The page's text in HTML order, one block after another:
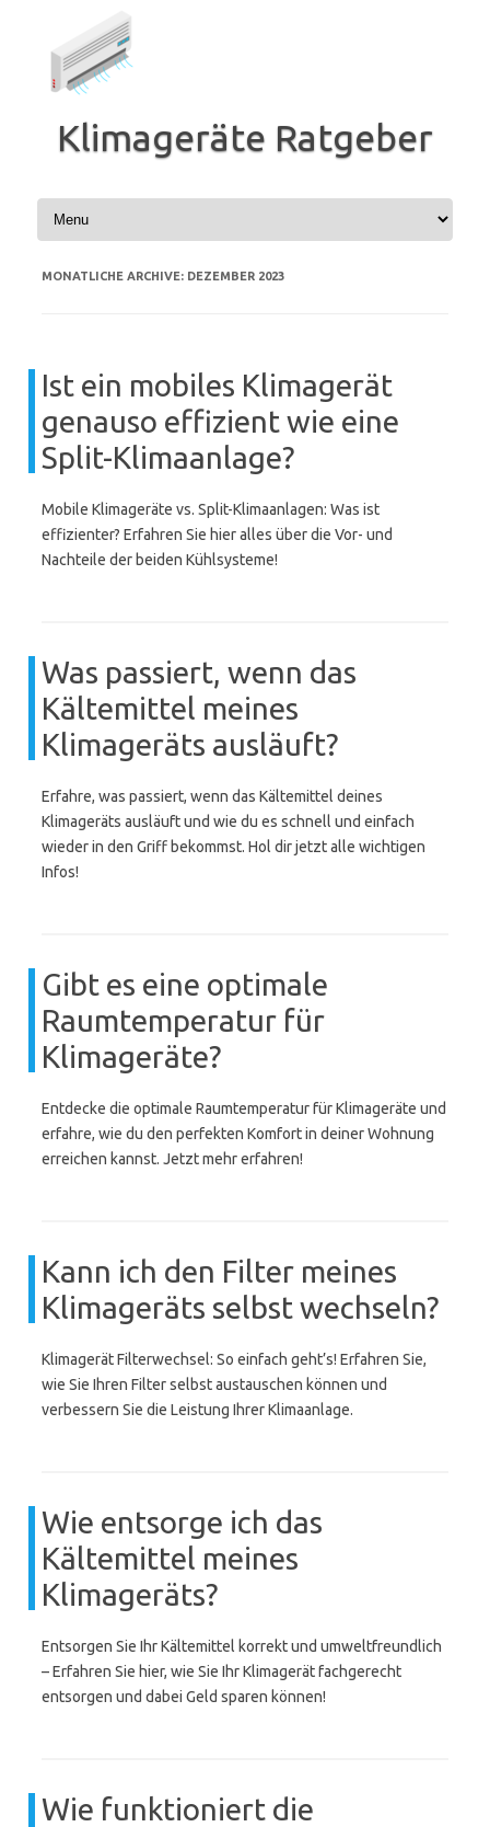
Klimageräte Ratgeber
MONATLICHE ARCHIVE: DEZEMBER 2023
Ist ein mobiles Klimagerät
genauso effizient wie eine
Split-Klimaanlage?
Mobile Klimageräte vs. Split-Klimaanlagen: Was ist
effizienter? Erfahren Sie hier alles über die Vor- und
Nachteile der beiden Kühlsysteme!
Was passiert, wenn das
Kältemittel meines
Klimageräts ausläuft?
Erfahre, was passiert, wenn das Kältemittel deines
Klimageräts ausläuft und wie du es schnell und einfach
wieder in den Griff bekommst. Hol dir jetzt alle wichtigen
Infos!
Gibt es eine optimale
Raumtemperatur für
Klimageräte?
Entdecke die optimale Raumtemperatur für Klimageräte und
erfahre, wie du den perfekten Komfort in deiner Wohnung
erreichen kannst. Jetzt mehr erfahren!
Kann ich den Filter meines
Klimageräts selbst wechseln?
Klimagerät Filterwechsel: So einfach geht’s! Erfahren Sie,
wie Sie Ihren Filter selbst austauschen können und
verbessern Sie die Leistung Ihrer Klimaanlage.
Wie entsorge ich das
Kältemittel meines
Klimageräts?
Entsorgen Sie Ihr Kältemittel korrekt und umweltfreundlich
– Erfahren Sie hier, wie Sie Ihr Klimagerät fachgerecht
entsorgen und dabei Geld sparen können!
Wie funktioniert die